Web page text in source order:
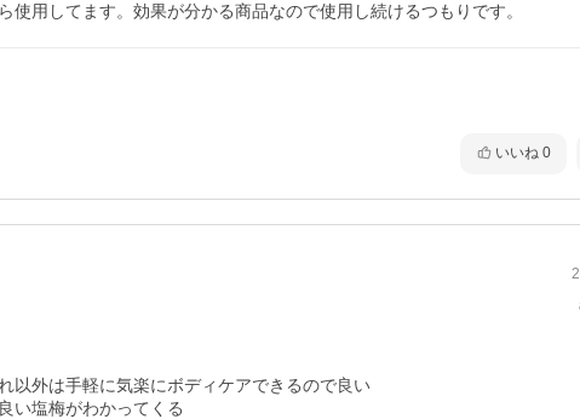
用してます。効果が分かる商品なので使用し続けるつもりです。
いいね 0
以外は手軽に気楽にボディケアできるので良い
い塩梅がわかってくる